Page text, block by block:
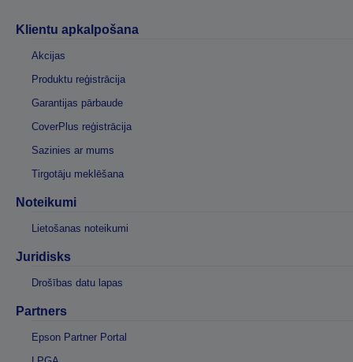
Klientu apkalpošana
Akcijas
Produktu reģistrācija
Garantijas pārbaude
CoverPlus reģistrācija
Sazinies ar mums
Tirgotāju meklēšana
Noteikumi
Lietošanas noteikumi
Juridisks
Drošības datu lapas
Partners
Epson Partner Portal